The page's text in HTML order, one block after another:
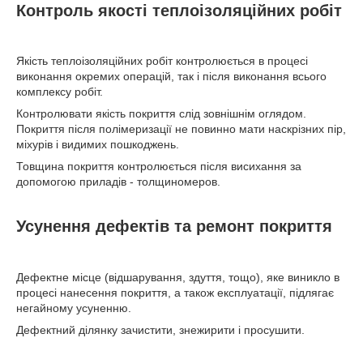
Контроль якості теплоізоляційних робіт
Якість теплоізоляційних робіт контролюється в процесі
виконання окремих операцій, так і після виконання всього
комплексу робіт.
Контролювати якість покриття слід зовнішнім оглядом.
Покриття після полімеризації не повинно мати наскрізних пір,
міхурів і видимих пошкоджень.
Товщина покриття контролюється після висихання за
допомогою приладів - толщиномеров.
Усунення дефектів та ремонт покриття
Дефектне місце (відшарування, здуття, тощо), яке виникло в
процесі нанесення покриття, а також експлуатації, підлягає
негайному усуненню.
Дефектний ділянку зачистити, знежирити і просушити.